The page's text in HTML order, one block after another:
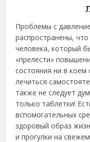
Проблемы с
распространены,
человека, который
«прелести»
состояния ни в коем
лечиться
также не следует
только таблетки!
вспомогательных
здоровый образ
и прогулки на